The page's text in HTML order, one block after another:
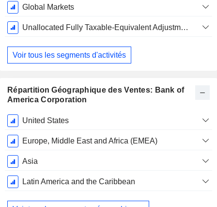
Global Markets
Unallocated Fully Taxable-Equivalent Adjustment
Voir tous les segments d'activités
Répartition Géographique des Ventes: Bank of
America Corporation
Période
Fiscale:
Décembre
United States
Europe, Middle East and Africa (EMEA)
Asia
Latin America and the Caribbean